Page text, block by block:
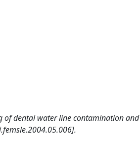
of dental water line contamination and